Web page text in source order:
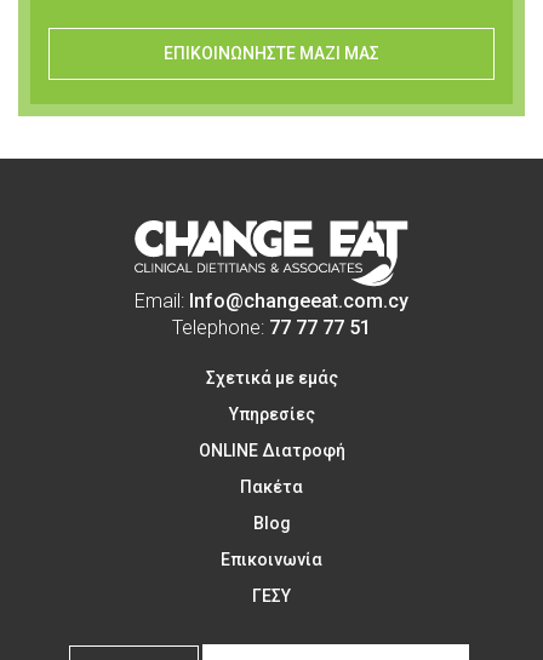
ΕΠΙΚΟΙΝΩΝΗΣΤΕ ΜΑΖΙ ΜΑΣ
Email: Info@changeeat.com.cy
Telephone: 77 77 77 51
Σχετικά με εμάς
Υπηρεσίες
ONLINE Διατροφή
Πακέτα
Blog
Επικοινωνία
ΓΕΣΥ